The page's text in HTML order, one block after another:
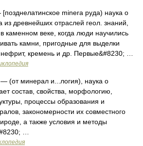
minera руда) наука о
древнейших отраслей геол. знаний,
каменном веке, когда люди научились
камни, пригодные для выделки
кремень и др. Первые&#8230; …
— (от минерал и...логия), наука о
состав, свойства, морфологию,
процессы образования и
закономерности их совместного
а также условия и методы
…